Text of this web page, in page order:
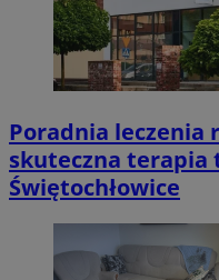
Poradnia leczenia
skuteczna terapia
Świętochłowice